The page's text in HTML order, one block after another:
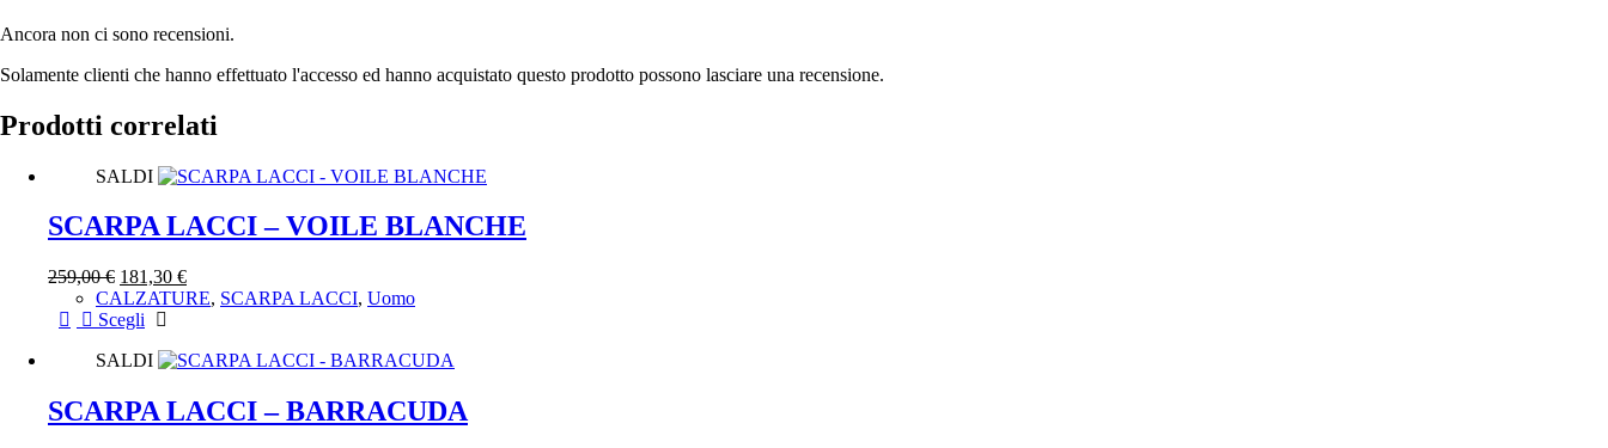
Ancora non ci sono recensioni.
Solamente clienti che hanno effettuato l'accesso ed hanno acquistato questo prodotto possono lasciare una recensione.
Prodotti correlati
SALDI
SCARPA LACCI – VOILE BLANCHE
259,00€ 181,30 €
CALZATURE, SCARPA LACCI, Uomo
Scegli
ha
varianti.
Le
SALDI
SCARPA LACCI – BARRACUDA